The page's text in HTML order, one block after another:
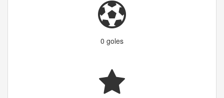
0 goles